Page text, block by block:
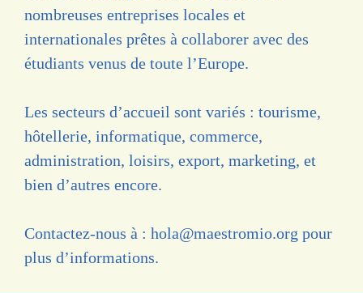
nombreuses entreprises locales et
internationales prêtes à collaborer avec des
étudiants venus de toute l’Europe.
Les secteurs d’accueil sont variés : tourisme,
hôtellerie, informatique, commerce,
administration, loisirs, export, marketing, et
bien d’autres encore.
Contactez-nous à : hola@maestromio.org pour
plus d’informations.